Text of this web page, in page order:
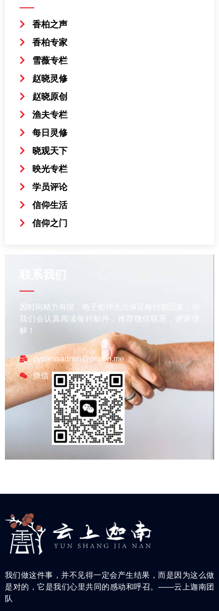
香柏之声
香柏专家
雪薇专栏
赵晓灵修
赵晓原创
渔夫专栏
每日灵修
晓观天下
映光专栏
学员评论
信仰生活
信仰之门
因时间精力有限，电子邮件无法保证每封都回复，但
我们会认真阅读每封邮件，推荐微信联系，谢谢理
解！
cypressadmin@proton.me
微信
我们做这件事，并不见得一定会产生结果，而是因为这么做
是对的，它是我们心里共同的感动和呼召。——云上迦南团
队